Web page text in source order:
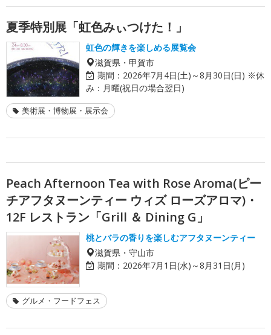
夏季特別展「虹色みぃつけた！」
虹色の輝きを楽しめる展覧会
滋賀県・甲賀市
期間： 2026年7月4日(土)～8月30日(日) ※休
み：月曜(祝日の場合翌日)
美術展・博物展・展示会
Peach Afternoon Tea with Rose Aroma(ピー
チアフタヌーンティー ウィズ ローズアロマ)・
12F レストラン「Grill ＆ Dining G」
桃とバラの香りを楽しむアフタヌーンティー
滋賀県・守山市
期間： 2026年7月1日(水)～8月31日(月)
グルメ・フードフェス